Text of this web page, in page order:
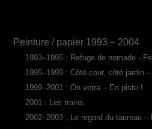
Peinture / papier 1993 – 2004
1993–1995 : Refuge de nomade -
1995–1999 : Côté cour, côté jardin
1999–2001 : On verra – En piste !
2001 : Les trains
2002–2003 : Le regard du taureau –